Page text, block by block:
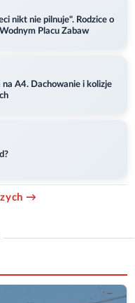
nikt nie pilnuje". Rodzice o
Placu Zabaw
na A4. Dachowanie i kolizje
→